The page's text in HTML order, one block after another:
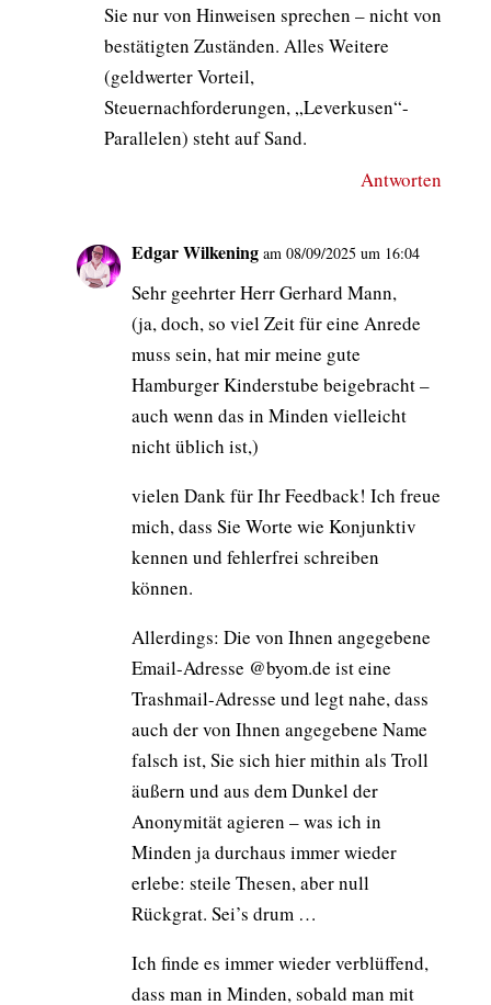
Sie nur von Hinweisen sprechen – nicht von
bestätigten Zuständen. Alles Weitere
(geldwerter Vorteil,
Steuernachforderungen, „Leverkusen“-
Parallelen) steht auf Sand.
Antworten
Edgar Wilkening am 08/09/2025 um 16:04
Sehr geehrter Herr Gerhard Mann,
(ja, doch, so viel Zeit für eine Anrede
muss sein, hat mir meine gute
Hamburger Kinderstube beigebracht –
auch wenn das in Minden vielleicht
nicht üblich ist,)
vielen Dank für Ihr Feedback! Ich freue
mich, dass Sie Worte wie Konjunktiv
kennen und fehlerfrei schreiben
können.
Allerdings: Die von Ihnen angegebene
Email-Adresse @byom.de ist eine
Trashmail-Adresse und legt nahe, dass
auch der von Ihnen angegebene Name
falsch ist, Sie sich hier mithin als Troll
äußern und aus dem Dunkel der
Anonymität agieren – was ich in
Minden ja durchaus immer wieder
erlebe: steile Thesen, aber null
Rückgrat. Sei’s drum …
Ich finde es immer wieder verblüffend,
dass man in Minden, sobald man mit